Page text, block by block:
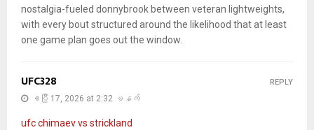
nostalgia-fueled donnybrook between veteran lightweights,
with every bout structured around the likelihood that at least
one game plan goes out the window.
UFC328
ဧပြီ 17, 2026 at 2:32 မနက်
ufc chimaev vs strickland
REPLY